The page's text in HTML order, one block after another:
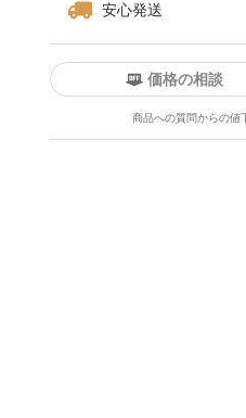
スナップエンドウ
白ネギ
安心発送
価格の相談
商品への質問からの値
ね！
ね！
ね！